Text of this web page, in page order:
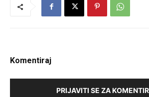
Komentiraj
PRIJAVITI SE ZA